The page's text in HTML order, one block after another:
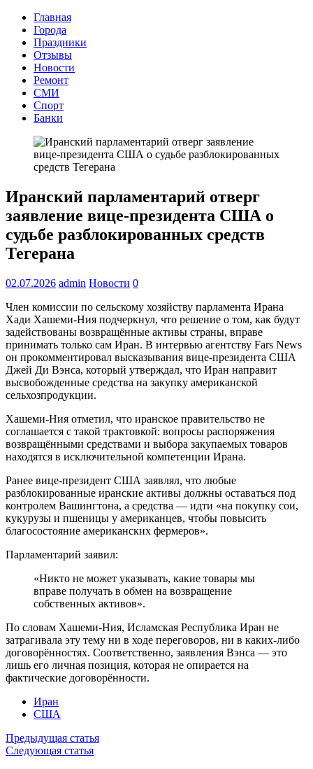
Главная
Города
Праздники
Отзывы
Новости
Ремонт
СМИ
Спорт
Банки
Иранский парламентарий отверг
заявление вице‑президента США о
судьбе разблокированных средств
Тегерана
02.07.2026 admin Новости 0
Член комиссии по сельскому хозяйству парламента Ирана
Хади Хашеми‑Ния подчеркнул, что решение о том, как будут
задействованы возвращённые активы страны, вправе
принимать только сам Иран. В интервью агентству Fars News
он прокомментировал высказывания вице‑президента США
Джей Ди Вэнса, который утверждал, что Иран направит
высвобожденные средства на закупку американской
сельхозпродукции.
Хашеми‑Ния отметил, что иранское правительство не
соглашается с такой трактовкой: вопросы распоряжения
возвращёнными средствами и выбора закупаемых товаров
находятся в исключительной компетенции Ирана.
Ранее вице‑президент США заявлял, что любые
разблокированные иранские активы должны оставаться под
контролем Вашингтона, а средства — идти «на покупку сои,
кукурузы и пшеницы у американцев, чтобы повысить
благосостояние американских фермеров».
Парламентарий заявил:
«Никто не может указывать, какие товары мы
вправе получать в обмен на возвращение
собственных активов».
По словам Хашеми‑Ния, Исламская Республика Иран не
затрагивала эту тему ни в ходе переговоров, ни в каких‑либо
договорённостях. Соответственно, заявления Вэнса — это
лишь его личная позиция, которая не опирается на
фактические договорённости.
Иран
США
Предыдущая статья
Следующая статья